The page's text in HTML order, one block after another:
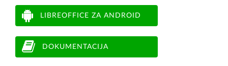
LIBREOFFICE ZA ANDROID
DOKUMENTACIJA